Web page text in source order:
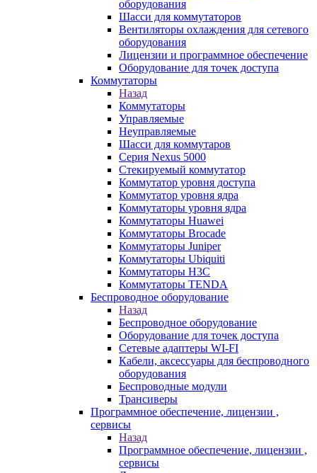
оборудования
Шасси для коммутаторов
Вентиляторы охлаждения для сетевого
оборудования
Лицензии и программное обеспечение
Оборудование для точек доступа
Коммутаторы
Назад
Коммутаторы
Управляемые
Неуправляемые
Шасси для коммутаров
Серия Nexus 5000
Стекируемый коммутатор
Коммутатор уровня доступа
Коммутатор уровня ядра
Коммутаторы уровня ядра
Коммутаторы Huawei
Коммутаторы Brocade
Коммутаторы Juniper
Коммутаторы Ubiquiti
Коммутаторы H3C
Коммутаторы TENDA
Беспроводное оборудование
Назад
Беспроводное оборудование
Оборудование для точек доступа
Сетевые адаптеры WI-FI
Кабели, аксессуары для беспроводного
оборудования
Беспроводные модули
Трансиверы
Программное обеспечение, лицензии ,
сервисы
Назад
Программное обеспечение, лицензии ,
сервисы